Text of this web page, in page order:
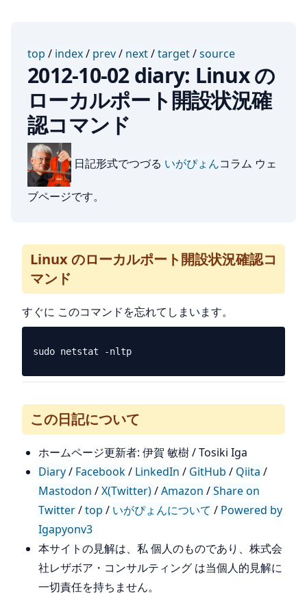
top / index/ prev/ next/target/source
2012-10-02 diary: Linux の
ローカルポート開設状況確
認コマンド
日記形式でつづる いがぴょんコラム ウェ
ブページです。
Linux のローカルポート開設状況確認コ
マンド
すぐに このコマンドを忘れてしまいます。
この日記について
ホームページ更新者: 伊賀 敏樹 / Tosiki Iga
Diary/ Facebook/ LinkedIn / GitHub / Qiita /
Mastodon /X(Twitter)/Amazon /Share on
Twitter/top / いがぴょんについて / Powered by
Igapyonv3
本サイトの見解は、私 個人のものであり、株式会
社レザボア・コンサルティング は当個人的見解に
一切責任を持ちません。